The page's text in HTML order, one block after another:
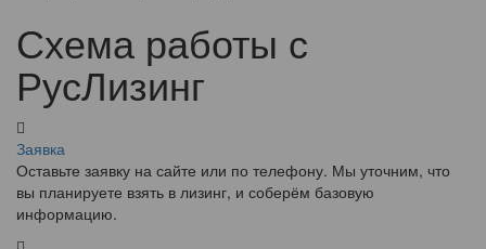
Схема работы с
РусЛизинг
Заявка
Оставьте заявку на сайте или по телефону. Мы уточним, что
вы планируете взять в лизинг, и соберём базовую
информацию.